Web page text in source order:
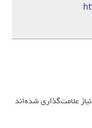
علامت‌گذاری شده‌اند